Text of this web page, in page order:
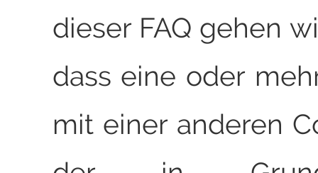
dieser FAQ gehen
dass eine oder
mit einer anderen